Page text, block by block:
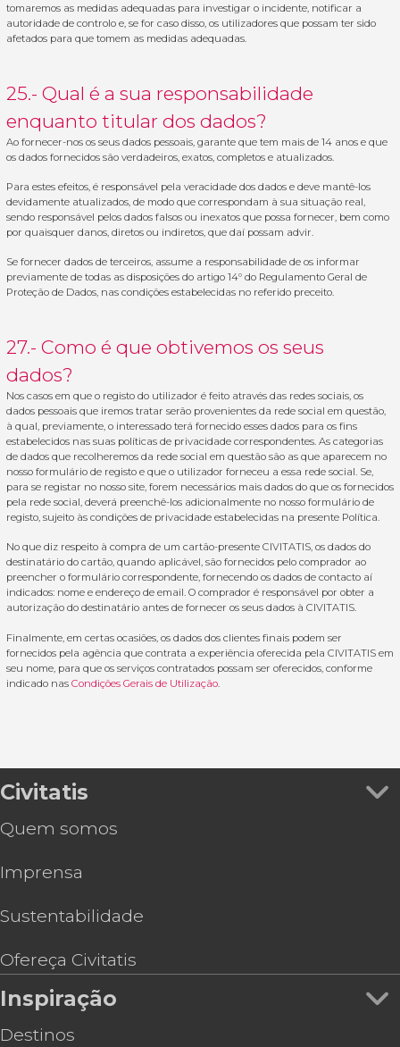
tomaremos as medidas adequadas para investigar o incidente, notificar a
autoridade de controlo e, se for caso disso, os utilizadores que possam ter sido
afetados para que tomem as medidas adequadas.
25.- Qual é a sua responsabilidade
enquanto titular dos dados?
Ao fornecer-nos os seus dados pessoais, garante que tem mais de 14 anos e que
os dados fornecidos são verdadeiros, exatos, completos e atualizados.
Para estes efeitos, é responsável pela veracidade dos dados e deve mantê-los
devidamente atualizados, de modo que correspondam à sua situação real,
sendo responsável pelos dados falsos ou inexatos que possa fornecer, bem como
por quaisquer danos, diretos ou indiretos, que daí possam advir.
Se fornecer dados de terceiros, assume a responsabilidade de os informar
previamente de todas as disposições do artigo 14º do Regulamento Geral de
Proteção de Dados, nas condições estabelecidas no referido preceito.
27.- Como é que obtivemos os seus
dados?
Nos casos em que o registo do utilizador é feito através das redes sociais, os
dados pessoais que iremos tratar serão provenientes da rede social em questão,
à qual, previamente, o interessado terá fornecido esses dados para os fins
estabelecidos nas suas políticas de privacidade correspondentes. As categorias
de dados que recolheremos da rede social em questão são as que aparecem no
nosso formulário de registo e que o utilizador forneceu a essa rede social. Se,
para se registar no nosso site, forem necessários mais dados do que os fornecidos
pela rede social, deverá preenchê-los adicionalmente no nosso formulário de
registo, sujeito às condições de privacidade estabelecidas na presente Política.
No que diz respeito à compra de um cartão-presente CIVITATIS, os dados do
destinatário do cartão, quando aplicável, são fornecidos pelo comprador ao
preencher o formulário correspondente, fornecendo os dados de contacto aí
indicados: nome e endereço de email. O comprador é responsável por obter a
autorização do destinatário antes de fornecer os seus dados à CIVITATIS.
Finalmente, em certas ocasiões, os dados dos clientes finais podem ser
fornecidos pela agência que contrata a experiência oferecida pela CIVITATIS em
seu nome, para que os serviços contratados possam ser oferecidos, conforme
indicado nas Condições Gerais de Utilização.
Civitatis
Quem somos
Imprensa
Sustentabilidade
Ofereça Civitatis
Inspiração
Destinos